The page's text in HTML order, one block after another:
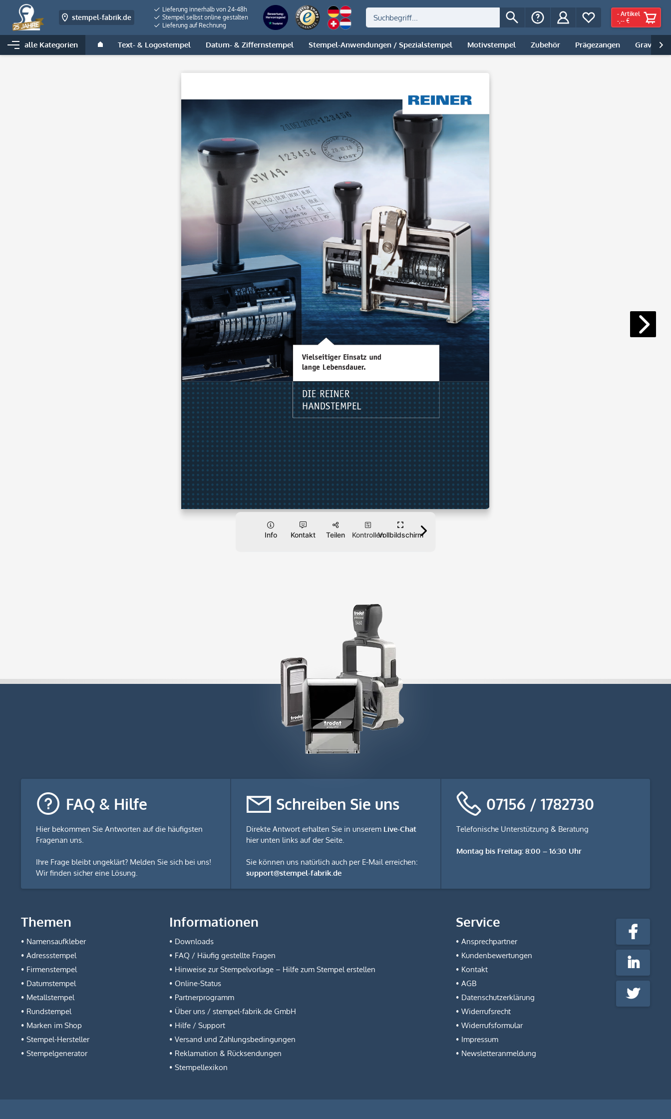
stempel-fabrik.de
Lieferung innerhalb von 24-48h
Stempel selbst online gestalten
Lieferung auf Rechnung
- Artikel
-,-- €
alle Kategorien Text- & Logostempel Datum- & Ziffernstempel Stempel-Anwendungen / Spezialstempel Motivstempel Zubehör Prägezangen Gravur |

FAQ & Hilfe
Hier bekommen Sie Antworten auf die häufigsten
Fragenan uns.
Ihre Frage bleibt ungeklärt? Melden Sie sich bei uns!
Wir finden sicher eine Lösung.
Schreiben Sie uns
Direkte Antwort erhalten Sie in unserem Live-Chat
hier unten links auf der Seite.
Sie können uns natürlich auch per E-Mail erreichen:
support@stempel-fabrik.de
07156 / 1782730
Telefonische Unterstützung & Beratung
Montag bis Freitag: 8:00 – 16:30 Uhr
Themen
Namensaufkleber
Adressstempel
Firmenstempel
Datumstempel
Metallstempel
Rundstempel
Marken im Shop
Stempel-Hersteller
Stempelgenerator
Informationen
Downloads
FAQ / Häufig gestellte Fragen
Hinweise zur Stempelvorlage – Hilfe zum Stempel erstellen
Online-Status
Partnerprogramm
Über uns / stempel-fabrik.de GmbH
Hilfe / Support
Versand und Zahlungsbedingungen
Reklamation & Rücksendungen
Stempellexikon
Service
Ansprechpartner
Kundenbewertungen
Kontakt
AGB
Datenschutzerklärung
Widerrufsrecht
Widerrufsformular
Impressum
Newsletteranmeldung
stempel-
fabrik.de
@Social
Media
Facebook
LinkedIn
Twitter